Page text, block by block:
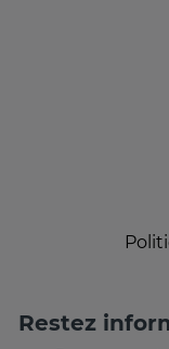
Restez